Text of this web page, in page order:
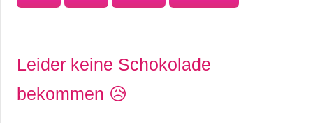
Leider keine Schokolade
bekommen 😥